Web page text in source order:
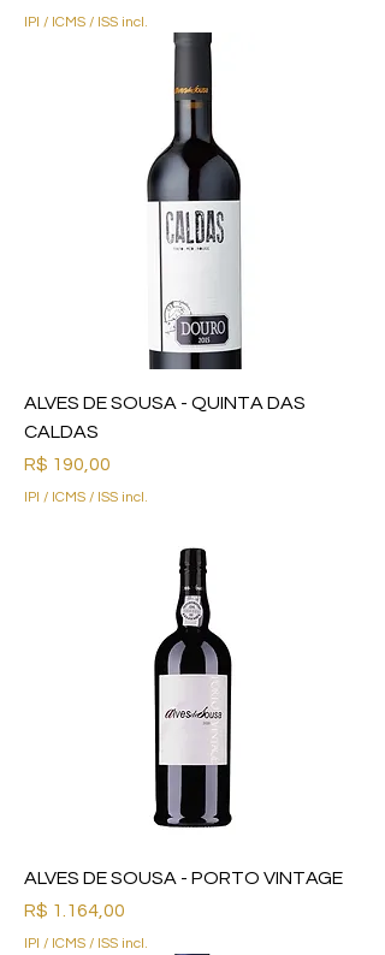
IPI / ICMS / ISS incl.
ALVES DE SOUSA - QUINTA DAS
CALDAS
Preço
R$ 190,00
IPI / ICMS / ISS incl.
ALVES DE SOUSA - PORTO VINTAGE
Preço
R$ 1.164,00
IPI / ICMS / ISS incl.